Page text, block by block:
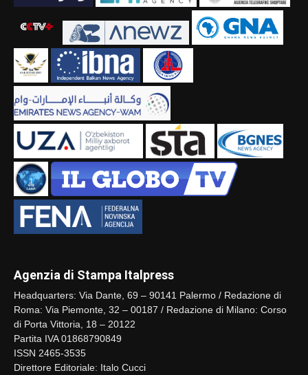
Agenzia di Stampa Italpress
Headquarters: Via Dante, 69 – 90141 Palermo / Redazione di
Roma: Via Piemonte, 32 – 00187 / Redazione di Milano: Corso
di Porta Vittoria, 18 – 20122
Partita IVA 01868790849
ISSN 2465-3535
Direttore Editoriale: Italo Cucci